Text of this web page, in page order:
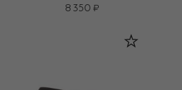
8 350 ₽